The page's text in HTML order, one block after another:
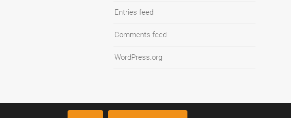
Entries feed
Comments feed
WordPress.org